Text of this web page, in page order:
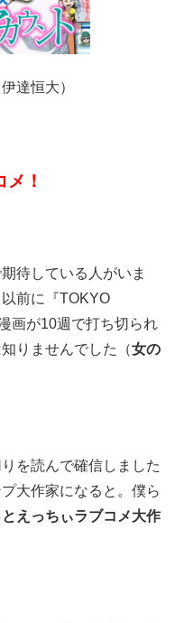
達恒大）
！
待している人がいま
前に『TOKYO
画が10週で打ち切られ
りませんでした（女の
を読んで確信しました
大作家になると。僕ら
えっちぃラブコメ大作